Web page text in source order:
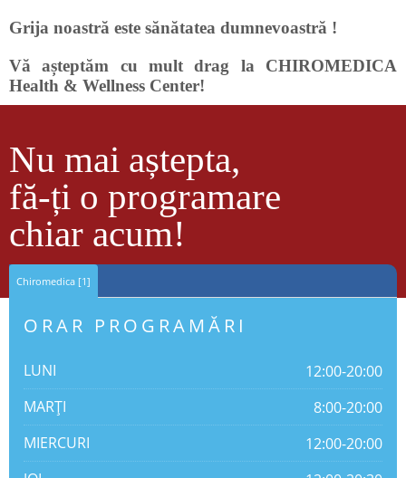
Grija noastră este sănătatea dumnevoastră !
Vă așteptăm cu mult drag la CHIROMEDICA
Health & Wellness Center!
Nu mai aștepta,
fă-ți o programare
chiar acum!